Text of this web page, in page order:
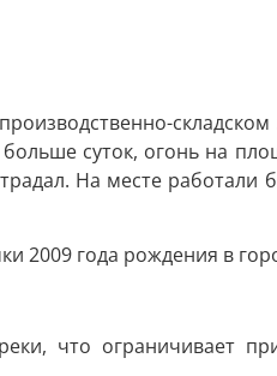
суток, огонь на
На месте работали
2009 года рождения в
что ограничивает